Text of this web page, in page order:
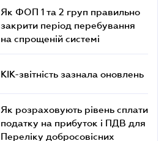
Як ФОП 1 та 2 груп правильно
закрити період перебування
на спрощеній системі
КІК-звітність зазнала оновлень
Як розраховують рівень сплати
податку на прибуток і ПДВ для
Переліку добросовісних